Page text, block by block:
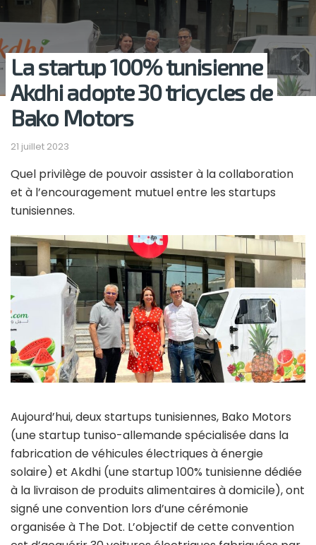
La startup 100% tunisienne
Akdhi adopte 30 tricycles de
Bako Motors
21 juillet 2023
Quel privilège de pouvoir assister à la collaboration
et à l’encouragement mutuel entre les startups
tunisiennes.
Aujourd’hui, deux startups tunisiennes, Bako Motors
(une startup tuniso-allemande spécialisée dans la
fabrication de véhicules électriques à énergie
solaire) et Akdhi (une startup 100% tunisienne dédiée
à la livraison de produits alimentaires à domicile), ont
signé une convention lors d’une cérémonie
organisée à The Dot. L’objectif de cette convention